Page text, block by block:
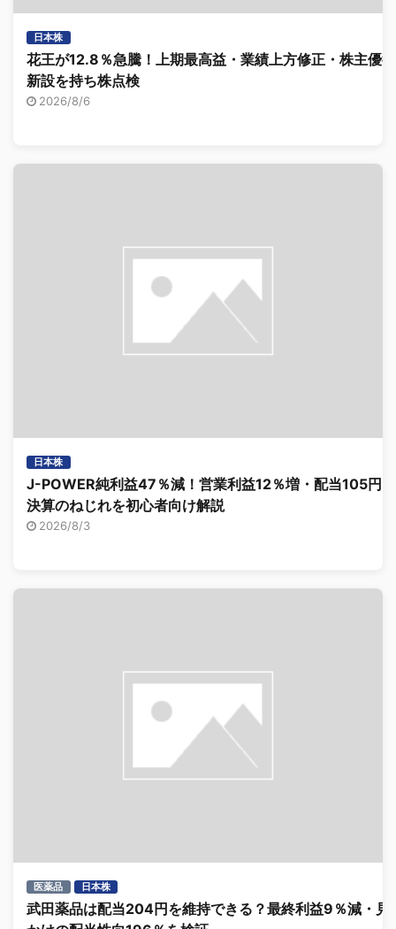
日本株
花王が12.8％急騰！上期最高益・業績上方修正・株主優待
新設を持ち株点検
2026/8/6
日本株
J-POWER純利益47％減！営業利益12％増・配当105円、
決算のねじれを初心者向け解説
2026/8/3
医薬品 日本株
武田薬品は配当204円を維持できる？最終利益9％減・見